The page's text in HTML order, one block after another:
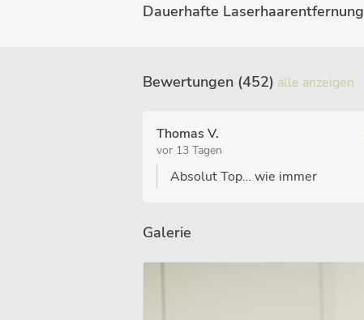
Dauerhafte Laserhaarentfernung
Bewertungen (452) alle anzeigen
Thomas V.
vor 13 Tagen
Absolut Top… wie immer
Galerie